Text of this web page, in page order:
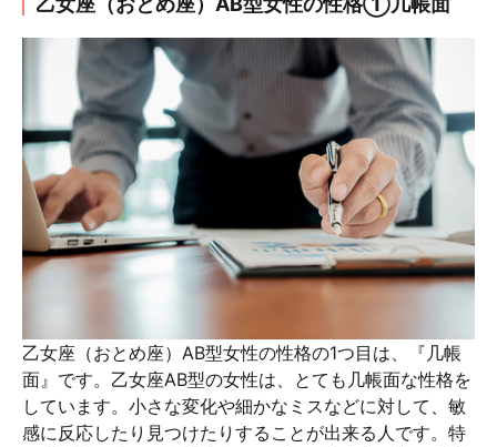
乙女座（おとめ座）AB型女性の性格の1つ目は、『几帳
面』です。乙女座AB型の女性は、とても几帳面な性格を
しています。小さな変化や細かなミスなどに対して、敏
感に反応したり見つけたりすることが出来る人です。特